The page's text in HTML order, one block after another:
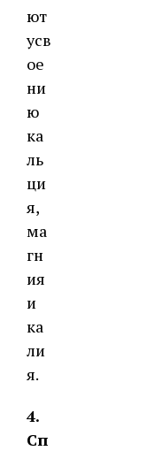
ют
усв
ое
ни
ю
ка
ль
ци
я,
ма
гн
ия
и
ка
ли
я.
4.
Сп